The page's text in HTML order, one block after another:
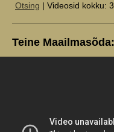
Otsing | Videosid kokku:
Teine